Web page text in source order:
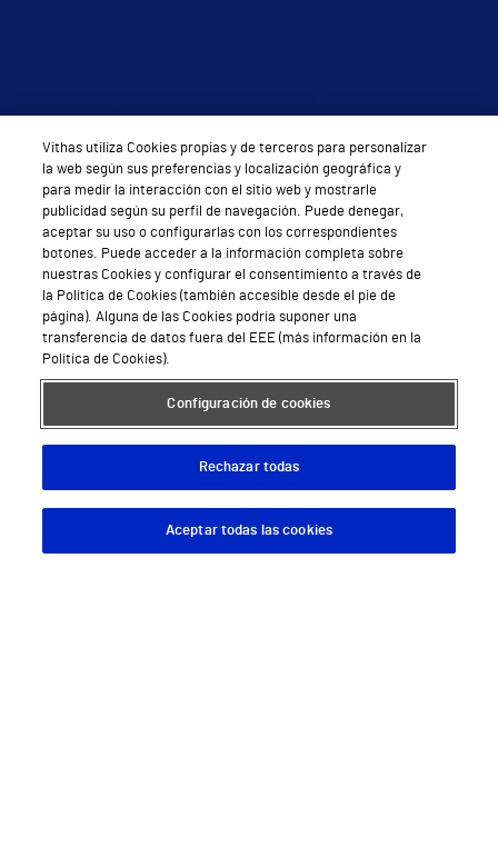
Vithas utiliza Cookies propias y de terceros para personalizar
la web según sus preferencias y localización geográfica y
para medir la interacción con el sitio web y mostrarle
publicidad según su perfil de navegación. Puede denegar,
aceptar su uso o configurarlas con los correspondientes
botones. Puede acceder a la información completa sobre
nuestras Cookies y configurar el consentimiento a través de
la Política de Cookies (también accesible desde el pie de
página). Alguna de las Cookies podría suponer una
transferencia de datos fuera del EEE (más información en la
Política de Cookies).
Configuración de cookies
Rechazar todas
Aceptar todas las cookies